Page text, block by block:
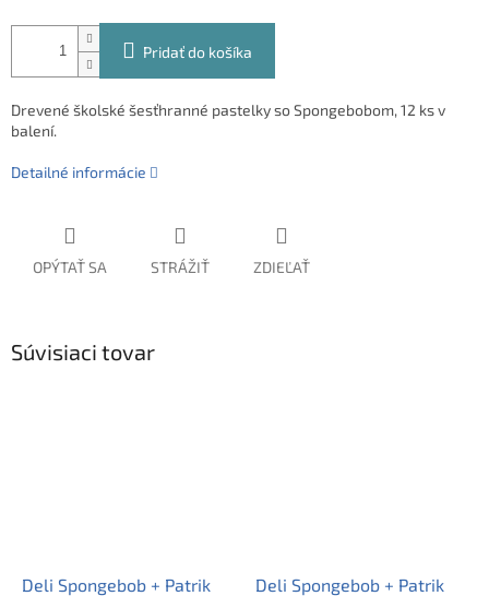
Pridať do košíka
Drevené školské šesťhranné pastelky so Spongebobom, 12 ks v
balení.
Detailné informácie
OPÝTAŤ SA STRÁŽIŤ ZDIEĽAŤ
Súvisiaci tovar
Deli Spongebob + Patrik
Deli Spongebob + Patrik